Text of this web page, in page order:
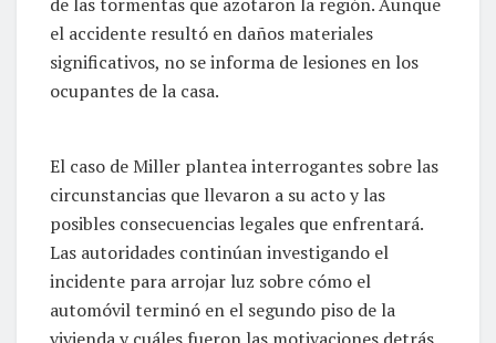
el accidente resultó en daños materiales
significativos, no se informa de lesiones en los
ocupantes de la casa.
El caso de Miller plantea interrogantes sobre las
circunstancias que llevaron a su acto y las
posibles consecuencias legales que enfrentará.
Las autoridades continúan investigando el
incidente para arrojar luz sobre cómo el
automóvil terminó en el segundo piso de la